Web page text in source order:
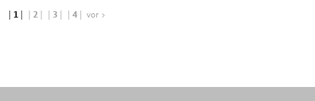
1 2 3 4 vor >